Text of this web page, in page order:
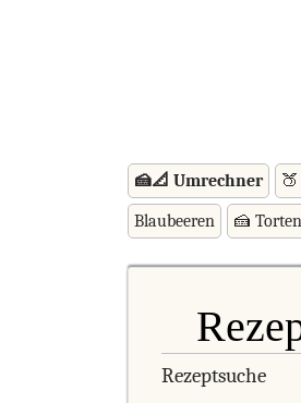
🍰📐 Umrechner
Blaubeeren 🍰 Torten
Rezeptsuche